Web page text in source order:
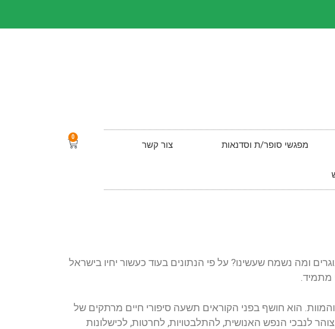
מפגשי סופר/ת וסדנאות צור קשר
0
ומה נשמח שעשינו? על פי הנתונים בעוד כעשור יחיו בישראל
מתמיד.
הוא חושף בפני הקוראים תשעה סיפורי חיים מרתקים של
הללו איריס פותחת צוהר לנבכי הנפש האנושית, להתלבטויות, לחרטות, לכישלונות